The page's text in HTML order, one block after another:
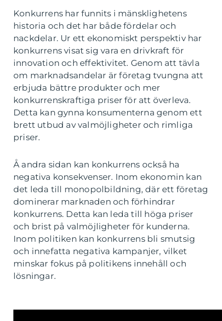
Konkurrens har funnits i mänsklighetens
historia och det har både fördelar och
nackdelar. Ur ett ekonomiskt perspektiv har
konkurrens visat sig vara en drivkraft för
innovation och effektivitet. Genom att tävla
om marknadsandelar är företag tvungna att
erbjuda bättre produkter och mer
konkurrenskraftiga priser för att överleva.
Detta kan gynna konsumenterna genom ett
brett utbud av valmöjligheter och rimliga
priser.
Å andra sidan kan konkurrens också ha
negativa konsekvenser. Inom ekonomin kan
det leda till monopolbildning, där ett företag
dominerar marknaden och förhindrar
konkurrens. Detta kan leda till höga priser
och brist på valmöjligheter för kunderna.
Inom politiken kan konkurrens bli smutsig
och innefatta negativa kampanjer, vilket
minskar fokus på politikens innehåll och
lösningar.